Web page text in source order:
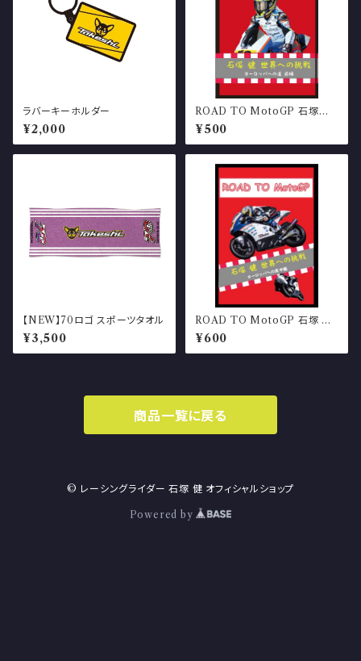
ラバーキーホルダー
¥2,000
ROAD TO MotoGP 石塚健
世界への挑戦 ヨーロッパ への
道 前編（冊子）
¥500
【NEW】70ロゴ スポーツタオル
¥3,500
ROAD TO MotoGP 石塚 健
世界への挑戦 ヨーロッパ への
道 中編（冊子）
¥600
商品一覧に戻る
© レーシングライダー 石塚 健 オフィシャルショップ
Powered by